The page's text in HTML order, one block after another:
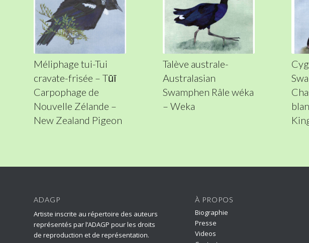
Méliphage tui-Tui
cravate-frisée – Tūī
Carpophage de
Nouvelle Zélande –
New Zealand Pigeon
Talève australe-
Australasian
Swamphen Râle wéka
– Weka
ADAGP
Artiste inscrite au répertoire des auteurs
représentés par l’ADAGP pour les droits
de reproduction et de représentation.
À PROPOS
Biographie
Presse
Videos